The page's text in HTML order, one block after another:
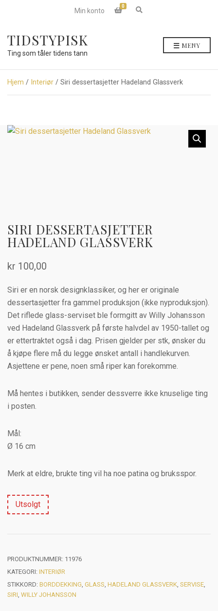
Min konto
0
E
a
r
h
m
TIDSTYPISK
Ting som tåler tidens tann
MENY
Hjem / Interiør / Siri dessertasjetter Hadeland Glassverk
SIRI DESSERTASJETTER
HADELAND GLASSVERK
kr 100,00
Siri er en norsk designklassiker, og her er originale
dessertasjetter fra gammel produksjon (ikke nyproduksjon).
Det riflede glass-serviset ble formgitt av Willy Johansson
ved Hadeland Glassverk på første halvdel av 1950-tallet og
er ettertraktet også i dag. Prisen gjelder per stk, ønsker du
å kjøpe flere må du legge ønsket antall i handlekurven.
Asjettene er pene, noen små riper kan forekomme.
Må hentes i butikken, sender dessverre ikke knuselige ting
i posten.
Mål:
Ø 16 cm
Merk at eldre, brukte ting vil ha noe patina og bruksspor.
Utsolgt
PRODUKTNUMMER: 11976
KATEGORI: INTERIØR
STIKKORD: BORDDEKKING GLASS HADELAND GLASSVERK SERVISE
SIRI WILLY JOHANSSON